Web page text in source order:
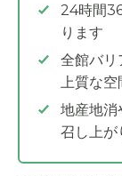
24時間
ります
全館バリ
上質な空
地産地消
召し上が